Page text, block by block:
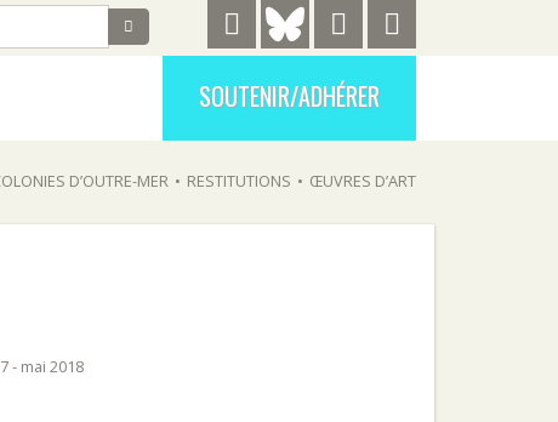
SOUTENIR/ADHÉRER
D’OUTRE-MER • RESTITUTIONS • ŒUVRES D’ART
- mai 2018